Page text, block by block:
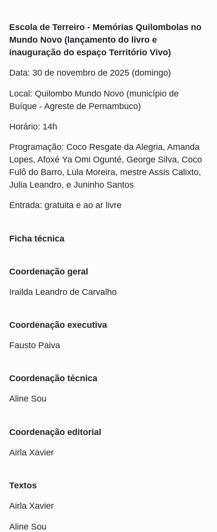
Escola de Terreiro - Memórias Quilombolas no
Mundo Novo (lançamento do livro e
inauguração do espaço Território Vivo)
Data: 30 de novembro de 2025 (domingo)
Local: Quilombo Mundo Novo (município de
Buíque - Agreste de Pernambuco)
Horário: 14h
Programação: Coco Resgate da Alegria, Amanda
Lopes, Afoxé Ya Omi Ogunté, George Silva, Coco
Fulô do Barro, Lula Moreira, mestre Assis Calixto,
Julia Leandro, e Juninho Santos
Entrada: gratuita e ao ar livre
Ficha técnica
Coordenação geral
Irailda Leandro de Carvalho
Coordenação executiva
Fausto Paiva
Coordenação técnica
Aline Sou
Coordenação editorial
Airla Xavier
Textos
Airla Xavier
Aline Sou